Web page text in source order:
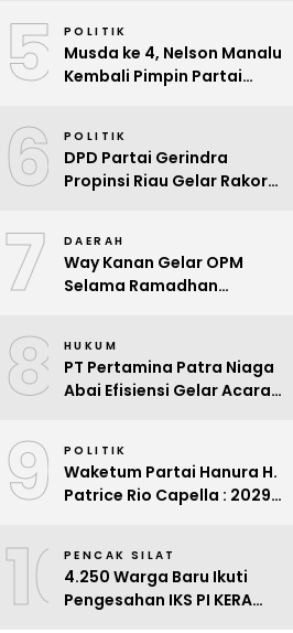
5 POLITIK
Musda ke 4, Nelson Manalu
Kembali Pimpin Partai
6 POLITIK
DPD Partai Gerindra
Propinsi Riau Gelar Rakor
7 DAERAH
Way Kanan Gelar OPM
Selama Ramadhan
8 HUKUM
PT Pertamina Patra Niaga
Abai Efisiensi Gelar Acara
9 POLITIK
Waketum Partai Hanura H.
Patrice Rio Capella : 2029
10PENCAK SILAT
4.250 Warga Baru Ikuti
Pengesahan IKS PI KERA